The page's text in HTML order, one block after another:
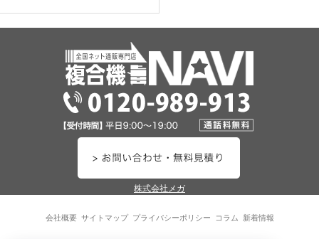
株式会社メガ
会社概要 サイトマップ プライバシーポリシー コラム 新着情報